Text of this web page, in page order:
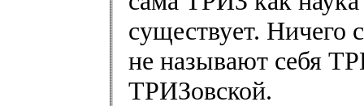
существует. Ничего
не называют себя
ТРИЗовской.